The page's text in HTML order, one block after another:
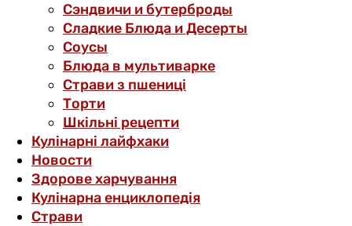
Сэндвичи и бутерброды
Сладкие Блюда и Десерты
Соусы
Блюда в мультиварке
Страви з пшениці
Торти
Шкільні рецепти
Кулінарні лайфхаки
Новости
Здорове харчування
Кулінарна енциклопедія
Страви